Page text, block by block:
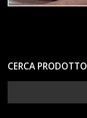
CERCA PRODOTTO